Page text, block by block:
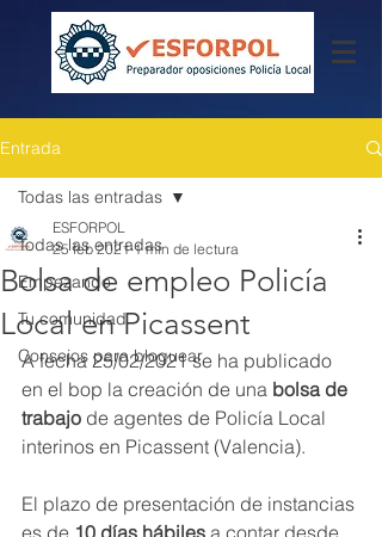
Entrada
Todas las entradas
Empezando
Tu comunidad
Consejos para bloguear
Todas las entradas
Bolsa de empleo Policía
Local en Picassent
ESFORPOL
25 feb 2021 1 min de lectura
A fecha 25/02/2021 se ha publicado
en el bop la creación de una bolsa de
trabajo de agentes de Policía Local
interinos en Picassent (Valencia).
El plazo de presentación de instancias
es de 10 días hábiles a contar desde